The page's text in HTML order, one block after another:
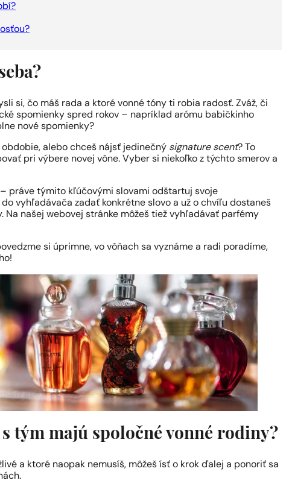
si, čo máš rada a ktoré vonné tóny ti robia radosť. Zváž, či
spomienky spred rokov – napríklad arómu babičkinho
nové spomienky?
obdobie, alebo chceš nájsť jedinečný signature scent? To
pri výbere novej vône. Vyber si niekoľko z týchto smerov a
práve týmito kľúčovými slovami odštartuj svoje
vyhľadávača zadať konkrétne slovo a už o chvíľu dostaneš
Na našej webovej stránke môžeš tiež vyhľadávať parfémy
si úprimne, vo vôňach sa vyznáme a radi poradíme,
tým majú spoločné vonné rodiny?
a ktoré naopak nemusíš, môžeš ísť o krok ďalej a ponoriť sa